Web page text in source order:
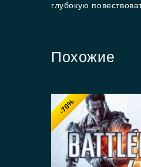
глубокую
Похожие
-70%